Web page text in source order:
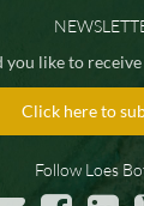
you like to
Click here to
Follow Loes